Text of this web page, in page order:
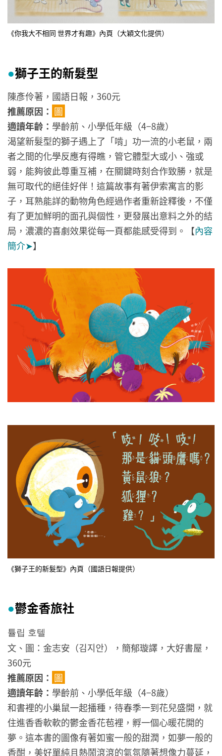
《你我大不相同 世界才有趣》內頁（大穎文化提供）
●獅子王的新髮型
陳彥伶著，國語日報，360元
推薦原因 ： 圖
適讀年齡： 學齡前、小學低年級（4−8歲）
渴望新髮型的獅子遇上了「啃」功一流的小老鼠，兩
者之間的化學反應有得瞧，管它體型大或小、強或
弱，能夠彼此尊重互補，在關鍵時刻合作致勝，就是
無可取代的絕佳好伴！這篇故事有著伊索寓言的影
子，耳熟能詳的動物角色經過作者重新詮釋後，不僅
有了更加鮮明的面孔與個性，更發展出意料之外的結
局，濃濃的喜劇效果從每一頁都能感受得到。
【內容
簡介➤】
《獅子王的新髮型》內頁（國語日報提供）
●鬱金香旅社
튤립 호텔
文、圖：金志安（김지안），簡郁璇譯，大好書屋，
360元
推薦原因： 圖
適讀年齡： 學齡前、小學低年級（4−8歲）
和書裡的小巢鼠一起播種，待春季一到花兒盛開，就
住進香香軟軟的鬱金香花苞裡，孵一個心暖花開的
夢。這本書的圖像有著如蜜一般的甜潤，如夢一般的
香酣，美好單純且熱鬧滾滾的氣氛隨著想像力蔓延，